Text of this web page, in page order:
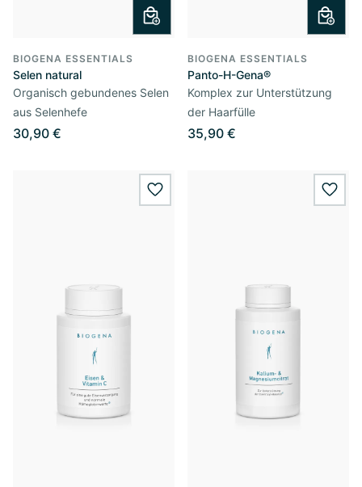
BIOGENA ESSENTIALS
Selen natural
Organisch gebundenes Selen
aus Selenhefe
30,90 €
BIOGENA ESSENTIALS
Panto-H-Gena®
Komplex zur Unterstützung
der Haarfülle
35,90 €
wishlist.add